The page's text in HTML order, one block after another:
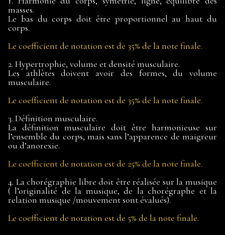
masses.
Le bas du corps doit être proportionnel au haut du
corps.
Le coefficient de notation est de 35% de la note finale.
2. Hypertrophie, volume et densité musculaire.
Les athlètes doivent avoir des formes, du volume
musculaire.
Le coefficient de notation est de 35% de la note finale.
3. Définition musculaire.
La définition musculaire doit être harmonieuse sur
l’ensemble du corps, mais sans l’apparence de maigreur
ou d’anorexie.
Le coefficient de notation est de 25% de la note finale.
4. La chorégraphie libre doit être réalisée sur la musique
( l’originalité de la musique, de la chorégraphe et la
relation musique /mouvement sont évalués).
Le coefficient de notation est de 5% de la note finale.